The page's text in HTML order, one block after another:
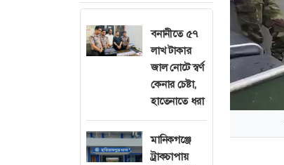
বনানীতে ৫৭
লাখ টাকার
জাল নোটে স্বর্ণ
কেনার চেষ্টা,
হাতেনাতে ধরা
মানিকগঞ্জে
ট্রাকচাপায়